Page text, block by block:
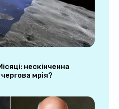
нескінченна
мрія?